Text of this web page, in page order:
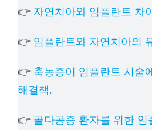
👉 자연치아와 임플란트 차
👉 임플란트와 자연치아의
👉 축농증이 임플란트 시술
해결책.
👉 골다공증 환자를 위한 임